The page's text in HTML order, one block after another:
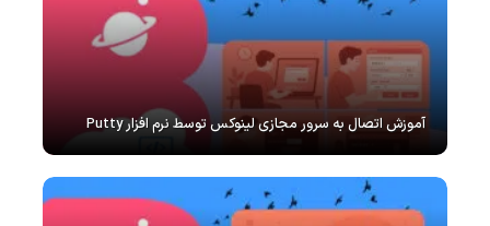
آموزش اتصال به سرور مجازی لینوکس توسط نرم افزار Putty